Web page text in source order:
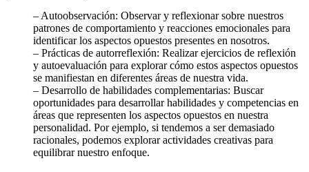
– Autoobservación: Observar y reflexionar sobre nuestros
patrones de comportamiento y reacciones emocionales para
identificar los aspectos opuestos presentes en nosotros.
– Prácticas de autorreflexión: Realizar ejercicios de reflexión
y autoevaluación para explorar cómo estos aspectos opuestos
se manifiestan en diferentes áreas de nuestra vida.
– Desarrollo de habilidades complementarias: Buscar
oportunidades para desarrollar habilidades y competencias en
áreas que representen los aspectos opuestos en nuestra
personalidad. Por ejemplo, si tendemos a ser demasiado
racionales, podemos explorar actividades creativas para
equilibrar nuestro enfoque.